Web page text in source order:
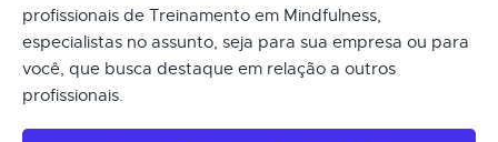
profissionais de Treinamento em Mindfulness,
especialistas no assunto, seja para sua empresa ou para
você, que busca destaque em relação a outros
profissionais.